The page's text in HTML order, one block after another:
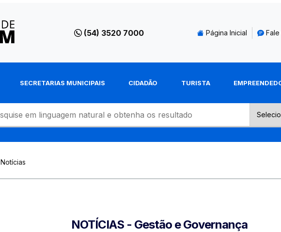
(54) 3520 7000 Página Inicial
SECRETARIAS MUNICIPAIS CIDADÃO TURISTA
Notícias
NOTÍCIAS - Gestão e Governança